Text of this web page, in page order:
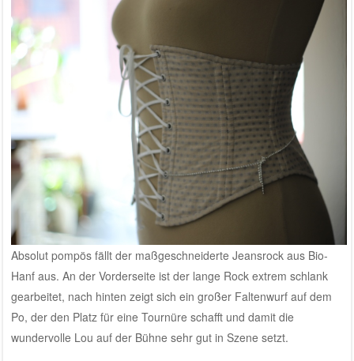
Absolut pompös fällt der maßgeschneiderte Jeansrock aus Bio-
Hanf aus. An der Vorderseite ist der lange Rock extrem schlank
gearbeitet, nach hinten zeigt sich ein großer Faltenwurf auf dem
Po, der den Platz für eine Tournüre schafft und damit die
wundervolle Lou auf der Bühne sehr gut in Szene setzt.